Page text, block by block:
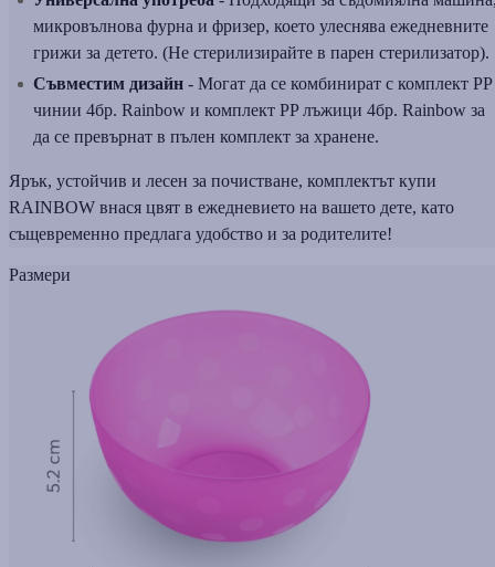
микровълнова фурна и фризер, което улеснява ежедневните
грижи за детето. (Не стерилизирайте в парен стерилизатор).
Съвместим дизайн - Могат да се комбинират с комплект PP
чинии 4бр. Rainbow и комплект PP лъжици 4бр. Rainbow за
да се превърнат в пълен комплект за хранене.
Ярък, устойчив и лесен за почистване, комплектът купи
RAINBOW внася цвят в ежедневието на вашето дете, като
същевременно предлага удобство и за родителите!
Размери